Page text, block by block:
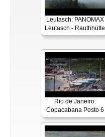
Leutasch: PANOMAX
Leutasch - Rauthhütte
Rio de Janeiro:
Copacabana Posto 6